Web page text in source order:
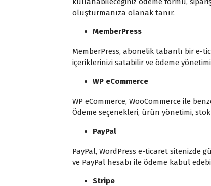
oluşturmanıza olanak tanır.
MemberPress
MemberPress, abonelik tabanlı bir e-
içeriklerinizi satabilir ve ödeme
WP eCommerce
WP eCommerce, WooCommerce ile
Ödeme seçenekleri, ürün yönetimi,
PayPal
PayPal, WordPress e-ticaret sitenizde
ve PayPal hesabı ile ödeme kabul
Stripe